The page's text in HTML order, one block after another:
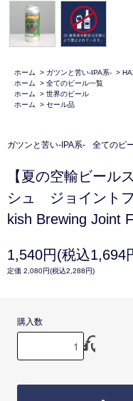
ホーム > ガツンと苦い-IPA系- >
ホーム
> 全てのビール一覧
ホーム
> 世界のビール
ホーム
> セール品
ガツンと苦い-IPA系- 全てのビ
【夏の空輸ビール
シュ ジョイント
kish Brewing Joint
1,540円(税込1,694
定価 2,080円(税込2,288円)
購入数